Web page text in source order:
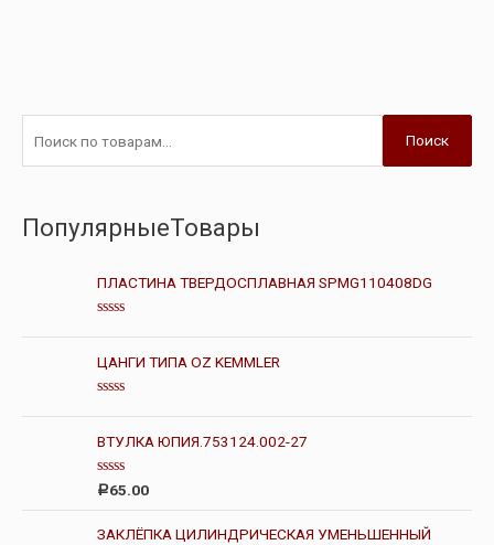
Поиск
ПопулярныеТовары
ПЛАСТИНА ТВЕРДОСПЛАВНАЯ SPMG110408DG
е
н
к
0
з
ЦАНГИ ТИПА OZ KEMMLER
ц
е
н
к
а
0
и
5
ВТУЛКА ЮПИЯ.753124.002-27
О
е
н
Р65.00
ЗАКЛЁПКА ЦИЛИНДРИЧЕСКАЯ УМЕНЬШЕННЫЙ